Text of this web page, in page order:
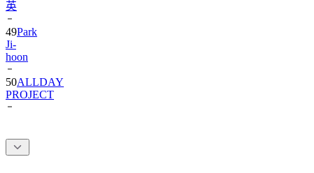
49
Ji-
hoon
50ALLDAY
PROJECT